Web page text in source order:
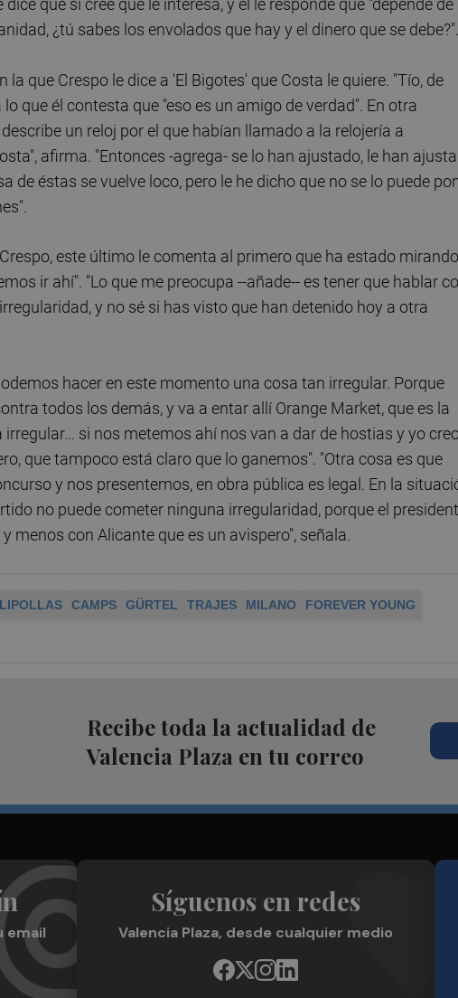
que si cree que le interesa, y él le responde que "depende de
¿tú sabes los envolados que hay y el dinero que se debe?".
que Crespo le dice a 'El Bigotes' que Costa le quiere. "Tío, de
que él contesta que "eso es un amigo de verdad". En otra
un reloj por el que habían llamado a la relojería a
afirma. "Entonces -agrega- se lo han ajustado, le han
de éstas se vuelve loco, pero le he dicho que no se lo puede
este último le comenta al primero que ha estado mirando
ir ahí". "Lo que me preocupa --añade-- es tener que hablar
y no sé si has visto que han detenido hoy a otra
hacer en este momento una cosa tan irregular. Porque
todos los demás, y va a entar allí Orange Market, que es la
si nos metemos ahí nos van a dar de hostias y yo
que tampoco está claro que lo ganemos". "Otra cosa es que
y nos presentemos, en obra pública es legal. En la
no puede cometer ninguna irregularidad, porque el
menos con Alicante que es un avispero", señala.
CAMPS GÜRTEL TRAJES MILANO
FOREVER YOUNG
Recibe toda la actualidad de
Valencia Plaza en tu correo
email
Síguenos en redes
Valencia Plaza, desde cualquier medio